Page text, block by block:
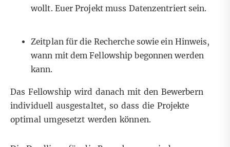
wollt. Euer Projekt muss Datenzentriert sein.
Zeitplan für die Recherche sowie ein Hinweis,
wann mit dem Fellowship begonnen werden
kann.
Das Fellowship wird danach mit den Bewerbern
individuell ausgestaltet, so dass die Projekte
optimal umgesetzt werden können.